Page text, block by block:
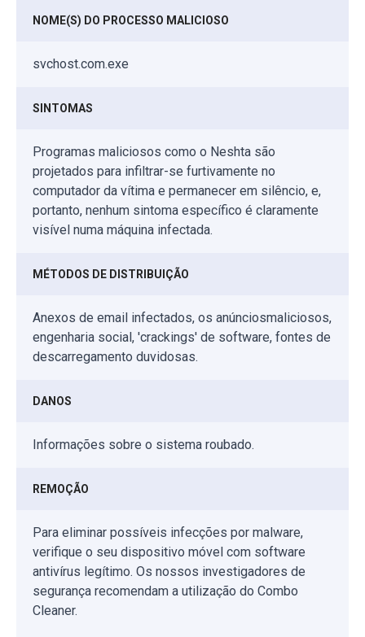
NOME(S) DO PROCESSO MALICIOSO
svchost.com.exe
SINTOMAS
Programas maliciosos como o Neshta são
projetados para infiltrar-se furtivamente no
computador da vítima e permanecer em silêncio, e,
portanto, nenhum sintoma específico é claramente
visível numa máquina infectada.
MÉTODOS DE DISTRIBUIÇÃO
Anexos de email infectados, os anúnciosmaliciosos,
engenharia social, 'crackings' de software, fontes de
descarregamento duvidosas.
DANOS
Informações sobre o sistema roubado.
REMOÇÃO
Para eliminar possíveis infecções por malware,
verifique o seu dispositivo móvel com software
antivírus legítimo. Os nossos investigadores de
segurança recomendam a utilização do Combo
Cleaner.